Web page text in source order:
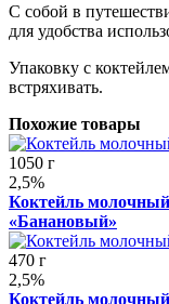
С собой в
для удобства
Упаковку с
встряхивать.
Похожие товары
1050 г
2,5%
Коктейль
«Банановый»
470 г
2,5%
Коктейль